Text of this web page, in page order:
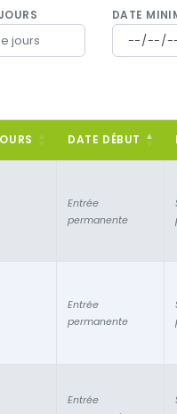
DATE
DATE DÉBUT
Entrée
permanente
Entrée
permanente
Entrée